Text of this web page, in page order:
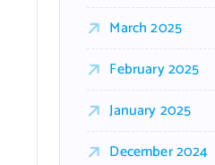
March 2025
February 2025
January 2025
December 2024